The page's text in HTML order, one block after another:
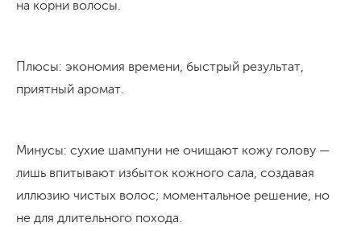
на корни волосы.
Плюсы: экономия времени, быстрый результат,
приятный аромат.
Минусы: сухие шампуни не очищают кожу голову —
лишь впитывают избыток кожного сала, создавая
иллюзию чистых волос; моментальное решение, но
не для длительного похода.